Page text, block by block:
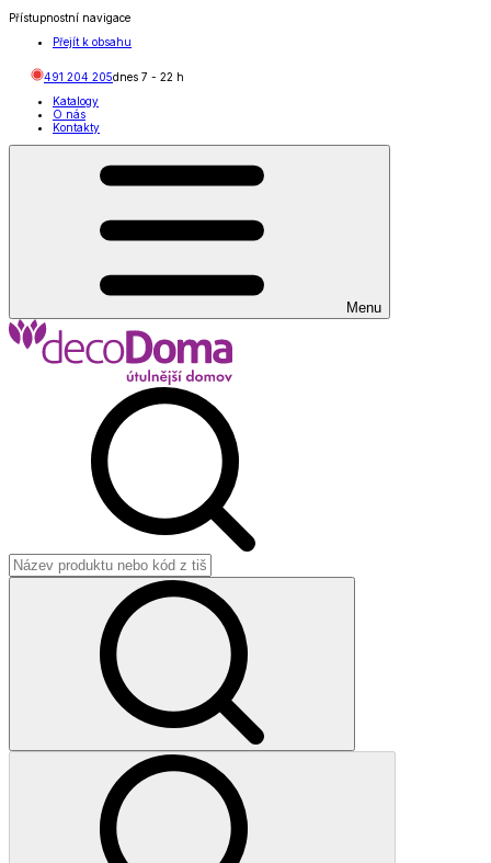
Přístupnostní navigace
Přejít k obsahu
491 204 205dnes 7 - 22 h
Katalogy
O nás
Kontakty
Menu